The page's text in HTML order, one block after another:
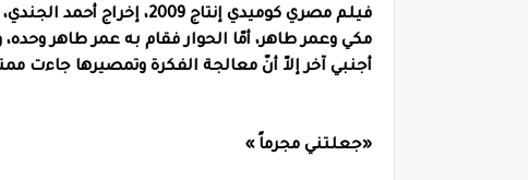
فيلم مصري كوميدي إنتاج
مكي وعمر طاهر، أمّا الحوار فقام به عمر طاهر
أجنبي آخر إلاّ أنّ معالجة الفكرة وتمصيرها جاءت
«جعلتني مجرماً »